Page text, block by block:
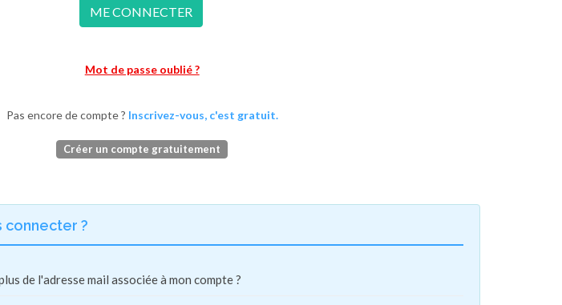
ME CONNECTER
Mot de passe oublié ?
Pas encore de compte ? Inscrivez-vous, c'est gratuit.
Créer un compte gratuitement
connecter ?
de l'adresse mail associée à mon compte ?